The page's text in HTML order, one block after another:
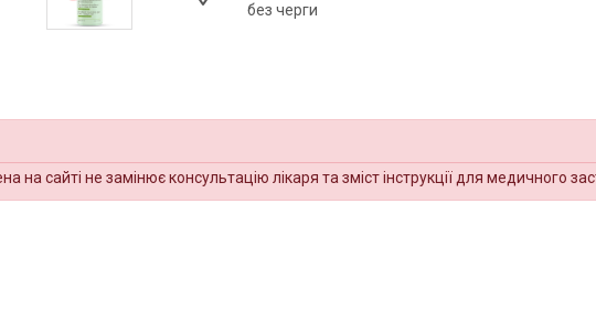
без черги
на сайті не замінює консультацію лікаря та зміст інструкції для медичного